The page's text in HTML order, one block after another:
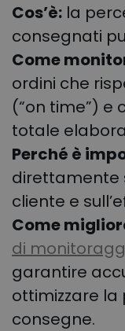
Cos’è: la
consegnati
Come
ordini che
(“on time”) e
totale
Perché è
direttamente
cliente e
Come
di
garantire
ottimizzare la
consegne.